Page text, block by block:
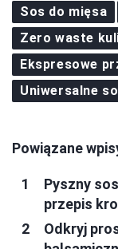
Sos do mięsa
Zero waste
Ekspresowe
Uniwersalne
Powiązane
Pyszny
przepis
Odkryj